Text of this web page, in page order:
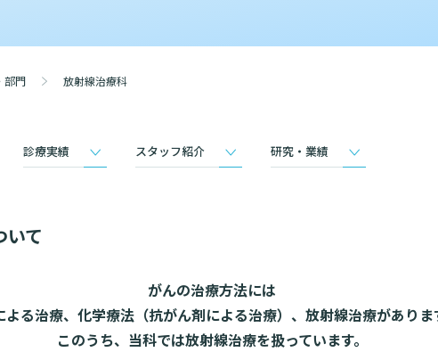
施設認定
数字で見る東部病院のいま
入院のお会計について フロアマッ
訪問看護指示書について
東部病院の特長
入院・面会につ
ご来院にあたっ
部門 放射線治療科
診療実績 スタッフ紹介 研究・業績
いて
がんの治療方法には
よる治療、化学療法（抗がん剤による治療）、放射線治療がありま
このうち、当科では放射線治療を扱っています。